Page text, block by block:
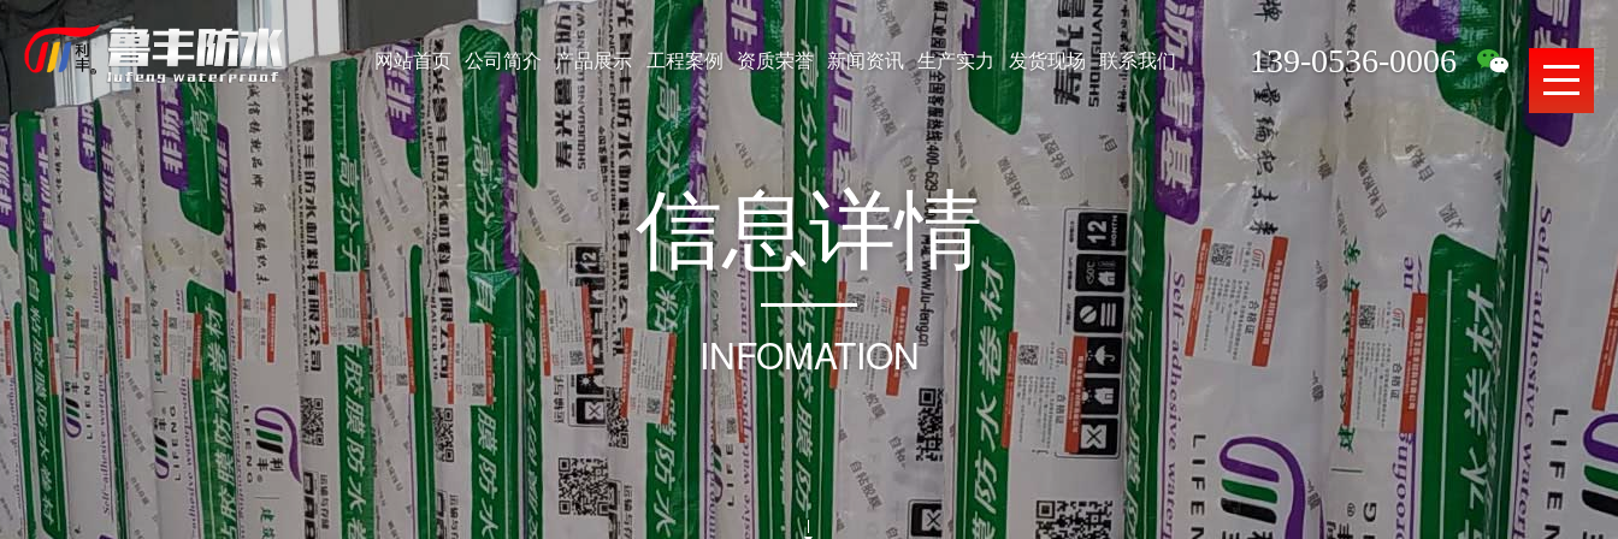
网站首页 公司简介 产品展示 工程案例 资质荣誉 新闻资讯 生产实力 发货现场 联系我们 139-0536-0006
信息详情
INFOMATION